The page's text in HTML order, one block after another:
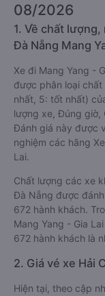
08/2026
1. Về chất
Đà Nẵng Mang
Xe đi Mang Yang -
được phân loại
nhất, 5: tốt nhất)
lượng xe, Đúng giờ,
Đánh giá này được
nghiệm các hãng
Lai.
Chất lượng các xe
Đà Nẵng được
672 hành khách.
Mang Yang - Gia
672 hành khách là
2. Giá vé xe Hải
Hiện tại, theo cập